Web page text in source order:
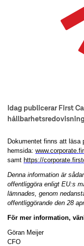
Idag publicerar First
Dokumentet finns att läsa
hemsida:
samt https://
Denna information är
offentliggöra enligt EU:s
lämnades, genom
offentliggörande den 28
För mer information,
Göran Meijer
CFO